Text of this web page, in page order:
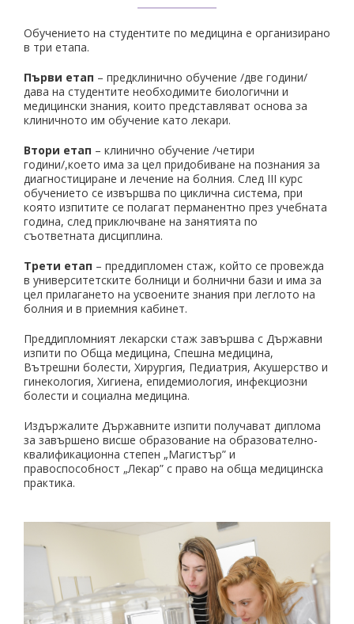
Обучението на студентите по медицина е организирано
в три етапа.
Първи етап – предклинично обучение /две години/
дава на студентите необходимите биологични и
медицински знания, които представляват основа за
клиничното им обучение като лекари.
Втори етап – клинично обучение /четири
години/,което има за цел придобиване на познания за
диагностициране и лечение на болния. След ІІІ курс
обучението се извършва по циклична система, при
която изпитите се полагат перманентно през учебната
година, след приключване на занятията по
съответната дисциплина.
Трети етап – преддипломен стаж, който се провежда
в университетските болници и болнични бази и има за
цел прилагането на усвоените знания при леглото на
болния и в приемния кабинет.
Преддипломният лекарски стаж завършва с Държавни
изпити по Обща медицина, Спешна медицина,
Вътрешни болести, Хирургия, Педиатрия, Акушерство и
гинекология, Хигиена, епидемиология, инфекциозни
болести и социална медицина.
Издържалите Държавните изпити получават диплома
за завършено висше образование на образователно-
квалификационна степен „Магистър” и
правоспособност „Лекар” с право на обща медицинска
практика.